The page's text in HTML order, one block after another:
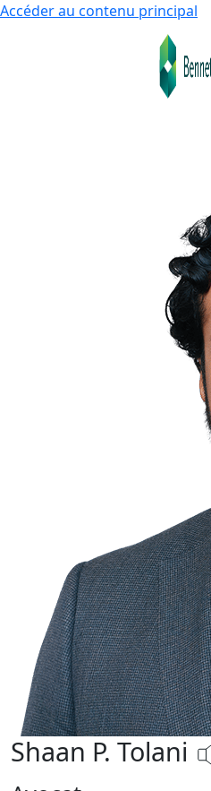
Accéder au contenu principal
Shaan P. Tolani